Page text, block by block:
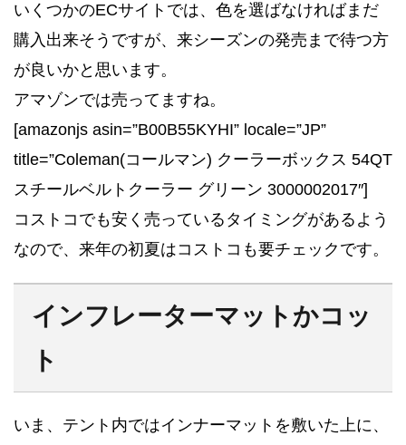
いくつかのECサイトでは、色を選ばなければまだ
購入出来そうですが、来シーズンの発売まで待つ方
が良いかと思います。
アマゾンでは売ってますね。
[amazonjs asin=”B00B55KYHI” locale=”JP”
title=”Coleman(コールマン) クーラーボックス 54QT
スチールベルトクーラー グリーン 3000002017″]
コストコでも安く売っているタイミングがあるよう
なので、来年の初夏はコストコも要チェックです。
インフレーターマットかコッ
ト
いま、テント内ではインナーマットを敷いた上に、